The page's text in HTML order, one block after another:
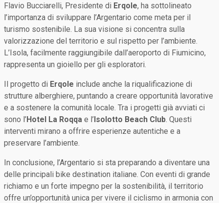
Flavio Bucciarelli, Presidente di Erqole, ha sottolineato
l’importanza di sviluppare l’Argentario come meta per il
turismo sostenibile. La sua visione si concentra sulla
valorizzazione del territorio e sul rispetto per l’ambiente.
L’Isola, facilmente raggiungibile dall’aeroporto di Fiumicino,
rappresenta un gioiello per gli esploratori.
Il progetto di Erqole include anche la riqualificazione di
strutture alberghiere, puntando a creare opportunità lavorative
e a sostenere la comunità locale. Tra i progetti già avviati ci
sono l’Hotel La Roqqa e l’Isolotto Beach Club. Questi
interventi mirano a offrire esperienze autentiche e a
preservare l’ambiente.
In conclusione, l’Argentario si sta preparando a diventare una
delle principali bike destination italiane. Con eventi di grande
richiamo e un forte impegno per la sostenibilità, il territorio
offre un’opportunità unica per vivere il ciclismo in armonia con